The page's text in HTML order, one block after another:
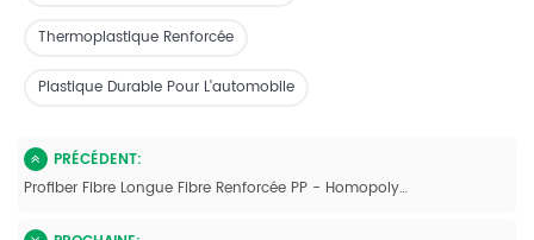
Thermoplastique Renforcée
Plastique Durable Pour L'automobile
PRÉCÉDENT:
Profiber Fibre Longue Fibre Renforcée PP - Homopolymère Haute Performance Pour Le Moulage Par Injection